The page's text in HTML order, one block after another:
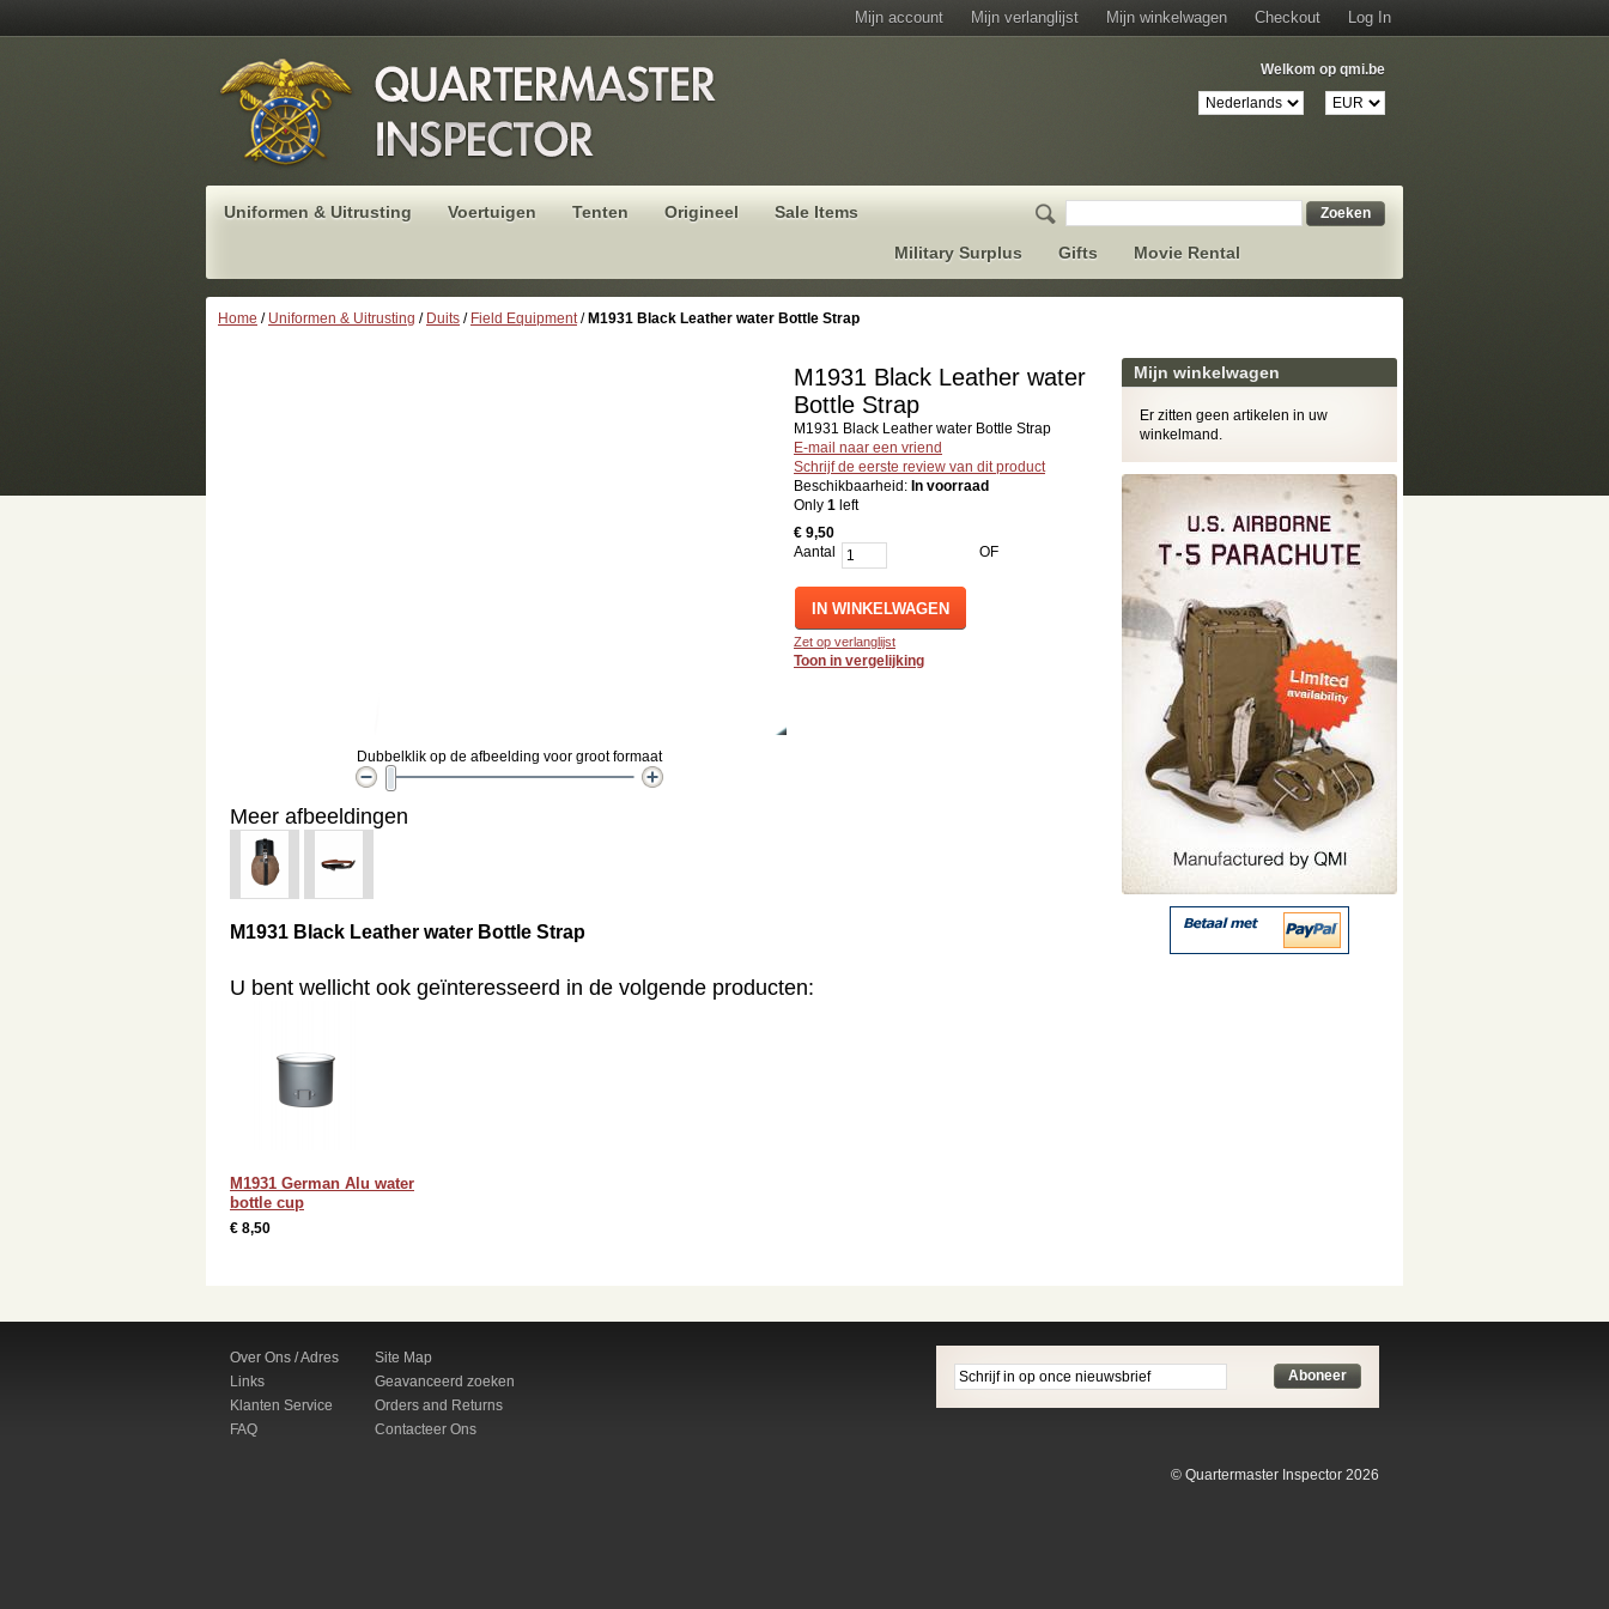
Mijn account Mijn verlanglijst Mijn winkelwagen Checkout Log In
Welkom op qmi.be
Zoeken
Uniformen & Uitrusting Voertuigen Tenten Origineel Sale Items
Military Surplus Gifts Movie Rental
Home / Uniformen & Uitrusting / Duits / Field Equipment / M1931 Black Leather water Bottle Strap
M1931 Black Leather water
Bottle Strap
M1931 Black Leather water Bottle Strap
E-mail naar een vriend
Schrijf de eerste review van dit product
Beschikbaarheid: In voorraad
Only 1 left
€ 9,50
Aantal
IN WINKELWAGEN
OF
Zet op verlanglijst
Toon in vergelijking
Dubbelklik op de afbeelding voor groot formaat
Meer afbeeldingen
M1931 Black Leather water Bottle Strap
U bent wellicht ook geïnteresseerd in de volgende producten:
M1931 German Alu water
bottle cup
€ 8,50
Mijn winkelwagen
Er zitten geen artikelen in uw
winkelmand.
Over Ons / Adres
Links
Klanten Service
FAQ
Site Map
Geavanceerd zoeken
Orders and Returns
Contacteer Ons
Aboneer
© Quartermaster Inspector 2026